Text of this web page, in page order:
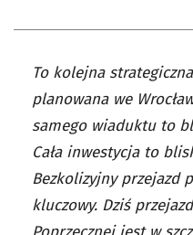
To kolejna
planowana we
samego wiaduktu to
Cała inwestycja to
Bezkolizyjny przejazd
kluczowy. Dziś